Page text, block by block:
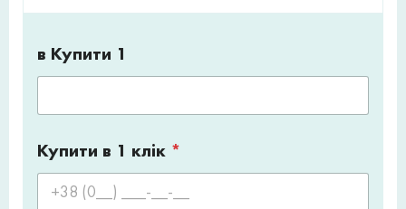
в Купити 1
Купити в 1 клік *